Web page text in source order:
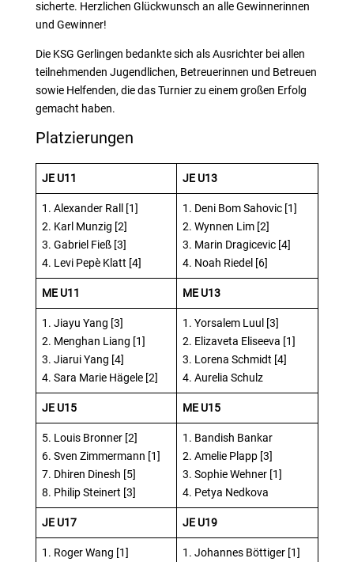
sicherte. Herzlichen Glückwunsch an alle Gewinnerinnen
und Gewinner!
Die KSG Gerlingen bedankte sich als Ausrichter bei allen
teilnehmenden Jugendlichen, Betreuerinnen und Betreuen
sowie Helfenden, die das Turnier zu einem großen Erfolg
gemacht haben.
Platzierungen
JE U11 JE U13
1. Alexander Rall [1]
2. Karl Munzig [2]
3. Gabriel Fieß [3]
4. Levi Pepè Klatt [4]
1. Deni Bom Sahovic [1]
2. Wynnen Lim [2]
3. Marin Dragicevic [4]
4. Noah Riedel [6]
ME U11 ME U13
1. Jiayu Yang [3]
2. Menghan Liang [1]
3. Jiarui Yang [4]
4. Sara Marie Hägele [2]
1. Yorsalem Luul [3]
2. Elizaveta Eliseeva [1]
3. Lorena Schmidt [4]
4. Aurelia Schulz
JE U15 ME U15
5. Louis Bronner [2]
6. Sven Zimmermann [1]
7. Dhiren Dinesh [5]
8. Philip Steinert [3]
1. Bandish Bankar
2. Amelie Plapp [3]
3. Sophie Wehner [1]
4. Petya Nedkova
JE U17 JE U19
1. Roger Wang [1]
1. Johannes Böttiger [1]